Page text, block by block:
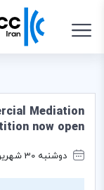
Mediation
now open
دوشنبه 30 شهریور 1388